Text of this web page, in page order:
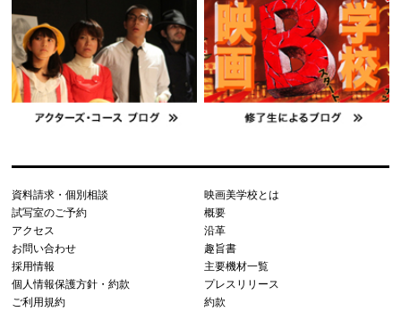
資料請求・個別相談
試写室のご予約
アクセス
お問い合わせ
採用情報
個人情報保護方針・約款
ご利用規約
映画美学校とは
概要
沿革
趣旨書
主要機材一覧
プレスリリース
約款